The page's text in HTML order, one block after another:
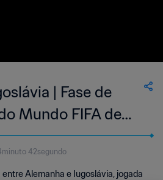
| Fase de
Mundo FIFA de
Completo
42segundo
Alemanha e Iugoslávia, jogada